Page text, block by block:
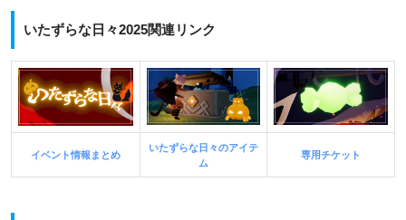
いたずらな日々2025関連リンク
イベント情報まとめ
いたずらな日々のアイテ
ム
専用チケット